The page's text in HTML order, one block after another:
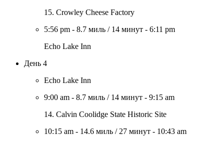
15. Crowley Cheese Factory
5:56 pm - 8.7 миль / 14 минут - 6:11 pm
Echo Lake Inn
День 4
Echo Lake Inn
9:00 am - 8.7 миль / 14 минут - 9:15 am
14. Calvin Coolidge State Historic Site
10:15 am - 14.6 миль / 27 минут - 10:43 am